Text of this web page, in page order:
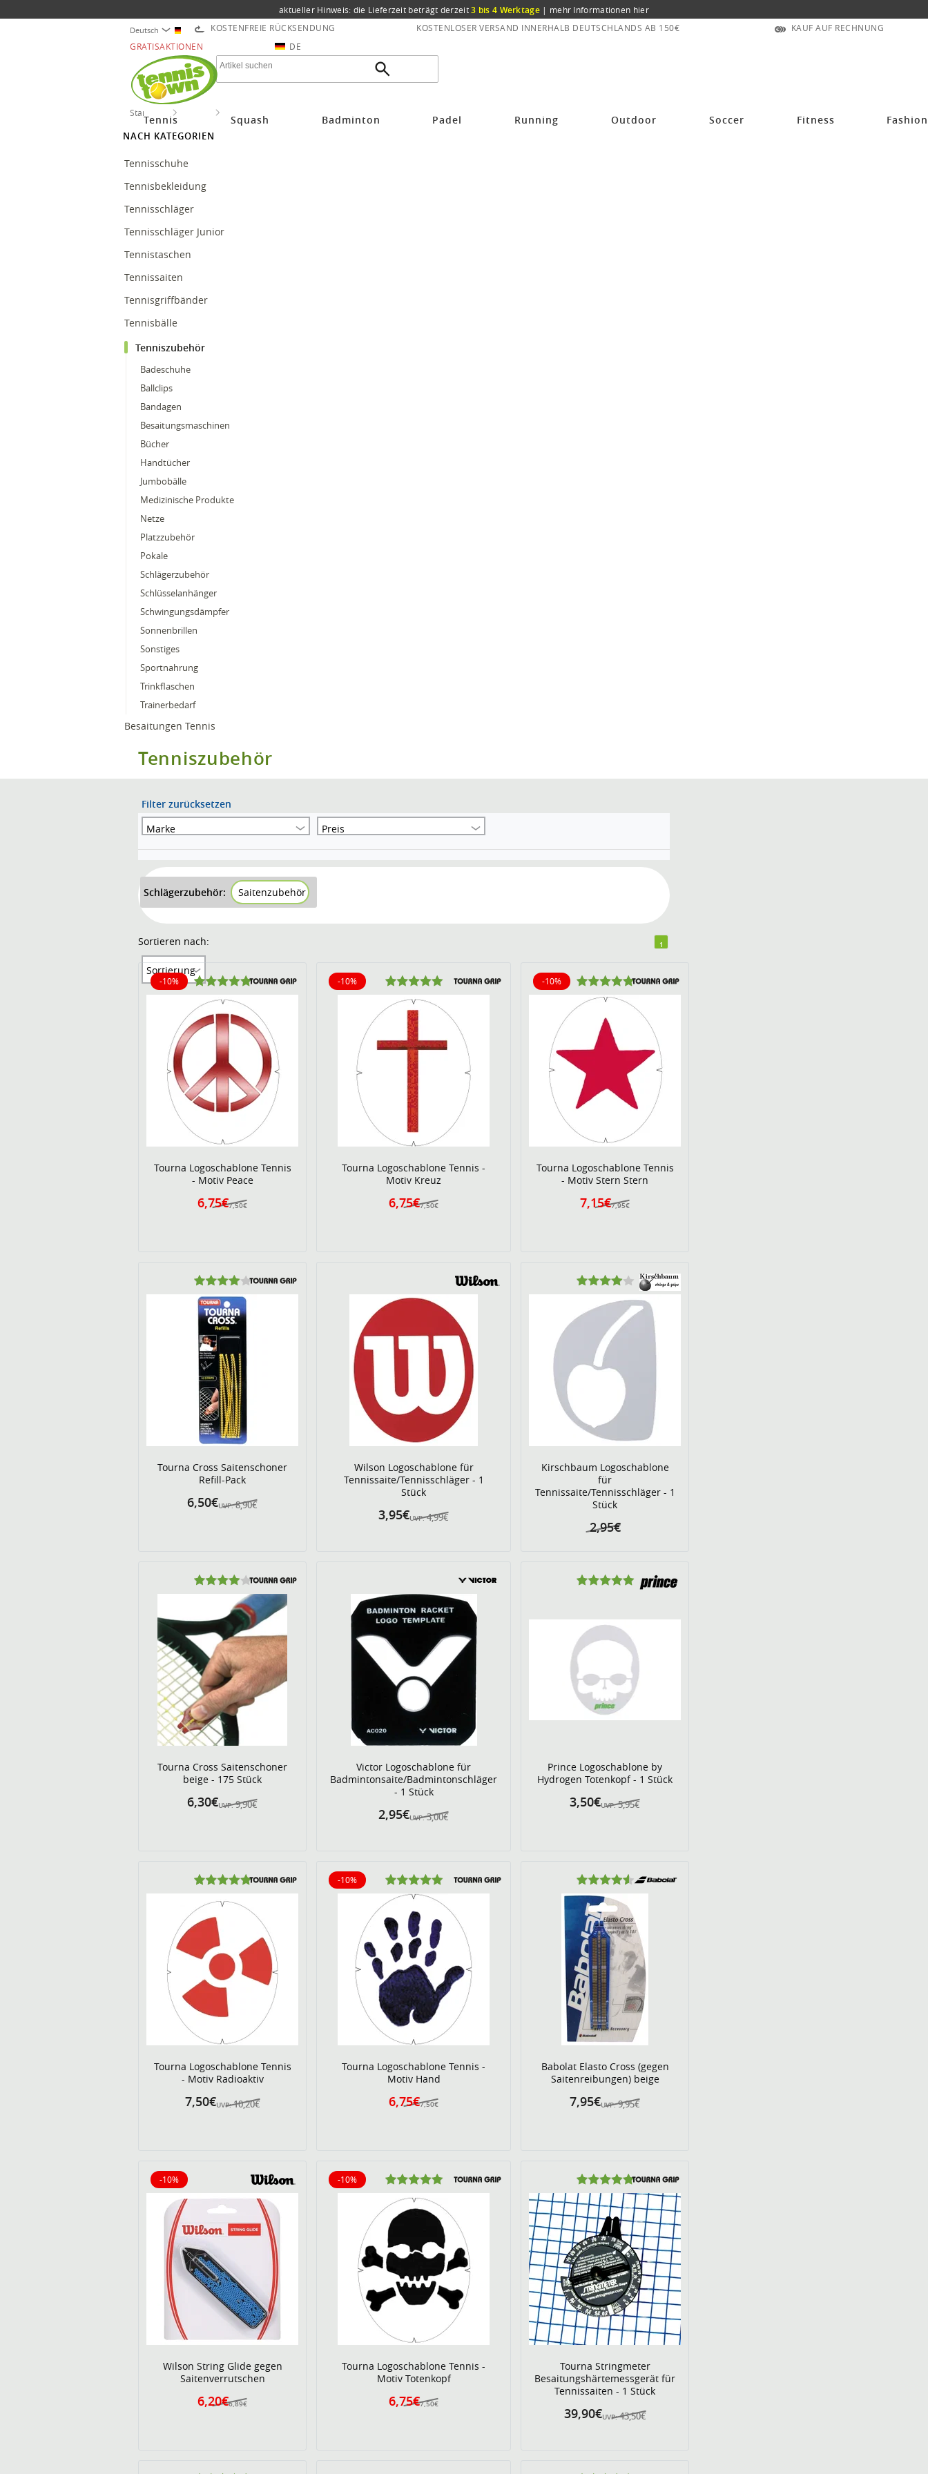
aktueller Hinweis: die Lieferzeit beträgt derzeit3 bis 4 Werktage | mehr Informationen hier
Deutsch KOSTENFREIE RÜCKSENDUNG KOSTENLOSER VERSAND INNERHALB DEUTSCHLANDS AB 150€
KAUF AUF RECHNUNG
GRATISAKTIONEN
DE
Tennis Squash Badminton Padel Running Outdoor Soccer Fitness Fashion
Startseite
NACH KATEGORIEN
Tennisschuhe
Tennisbekleidung
Tennisschläger
Tennisschläger Junior
Tennistaschen
Tennissaiten
Tennisgriffbänder
Tennisbälle
Tenniszubehör
Badeschuhe
Ballclips
Bandagen
Besaitungsmaschinen
Bücher
Handtücher
Jumbobälle
Medizinische Produkte
Netze
Platzzubehör
Pokale
Schlägerzubehör
Schlüsselanhänger
Schwingungsdämpfer
Sonnenbrillen
Sonstiges
Sportnahrung
Trinkflaschen
Trainerbedarf
Besaitungen Tennis
Tenniszubehör
Filter zurücksetzen
Marke
Preis
Schlägerzubehör: Saitenzubehör
Sortieren nach:
Sortierung
1
Tourna Logoschablone Tennis
- Motiv Peace
7,50€
6,75€
-10%
10% reduziert
Tourna Logoschablone Tennis -
Motiv Kreuz
7,50€
6,75€
-10%
10% reduziert
Tourna Logoschablone Tennis
- Motiv Stern Stern
7,95€
7,15€
-10%
10% reduziert
Tourna Cross Saitenschoner
Refill-Pack
UVP: 8,90€
6,50€
Wilson Logoschablone für
Tennissaite/Tennisschläger - 1
Stück
UVP: 4,99€
3,95€
Kirschbaum Logoschablone
für
Tennissaite/Tennisschläger - 1
Stück
2,95€
Tourna Cross Saitenschoner
beige - 175 Stück
UVP: 9,90€
6,30€
Victor Logoschablone für
Badmintonsaite/Badmintonschläger
- 1 Stück
UVP: 3,00€
2,95€
Prince Logoschablone by
Hydrogen Totenkopf - 1 Stück
UVP: 5,95€
3,50€
Tourna Logoschablone Tennis
- Motiv Radioaktiv
UVP: 10,20€
7,50€
Tourna Logoschablone Tennis -
Motiv Hand
7,50€
6,75€
-10%
10% reduziert
Babolat Elasto Cross (gegen
Saitenreibungen) beige
UVP: 9,95€
7,95€
Wilson String Glide gegen
Saitenverrutschen
6,89€
6,20€
-10%
10% reduziert
Tourna Logoschablone Tennis -
Motiv Totenkopf
7,50€
6,75€
-10%
10% reduziert
Tourna Stringmeter
Besaitungshärtemessgerät für
Tennissaiten - 1 Stück
UVP: 43,50€
39,90€